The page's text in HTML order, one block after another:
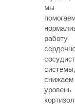
мы
работу
системы,
снижаем
уровень